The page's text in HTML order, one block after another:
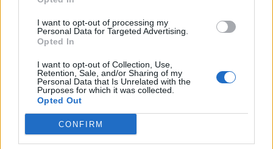
I want to opt-out of processing my
Personal Data for Targeted Advertising.
Opted In
I want to opt-out of Collection, Use,
Retention, Sale, and/or Sharing of my
Personal Data that Is Unrelated with the
Purposes for which it was collected.
Opted Out
CONFIRM